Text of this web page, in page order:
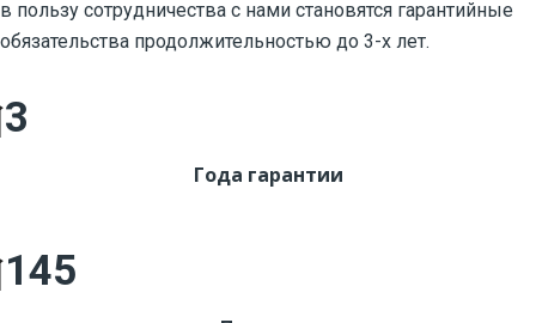
в пользу сотрудничества с нами становятся гарантийные
обязательства продолжительностью до 3-х лет.
3
Года гарантии
145